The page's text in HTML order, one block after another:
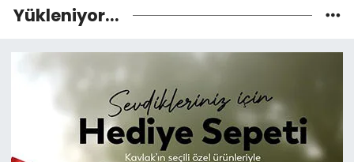
Yükleniyor...